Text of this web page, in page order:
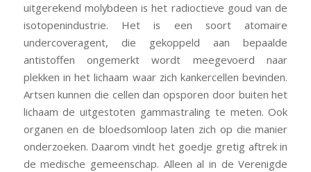
uitgerekend molybdeen is het radioctieve goud van de
isotopenindustrie. Het is een soort atomaire
undercoveragent, die gekoppeld aan bepaalde
antistoffen ongemerkt wordt meegevoerd naar
plekken in het lichaam waar zich kankercellen bevinden.
Artsen kunnen die cellen dan opsporen door buiten het
lichaam de uitgestoten gammastraling te meten. Ook
organen en de bloedsomloop laten zich op die manier
onderzoeken. Daarom vindt het goedje gretig aftrek in
de medische gemeenschap. Alleen al in de Verenigde